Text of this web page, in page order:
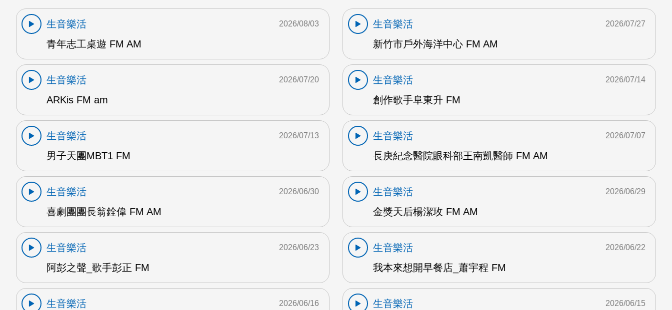
生音樂活
青年志工桌遊 FM AM
2026/08/03
生音樂活
新竹市戶外海洋中心 FM AM
2026/07/27
生音樂活
ARKis FM am
2026/07/20
生音樂活
創作歌手阜東升 FM
2026/07/14
生音樂活
男子天團MBT1 FM
2026/07/13
生音樂活
長庚紀念醫院眼科部王南凱醫師 FM AM
2026/07/07
生音樂活
喜劇團團長翁銓偉 FM AM
2026/06/30
生音樂活
金獎天后楊潔玫 FM AM
2026/06/29
生音樂活
阿彭之聲_歌手彭正 FM
2026/06/23
生音樂活
我本來想開早餐店_蕭宇程 FM
2026/06/22
生音樂活
2026/06/16
生音樂活
2026/06/15